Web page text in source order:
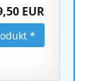
EUR
*